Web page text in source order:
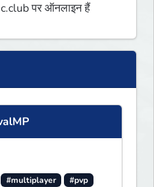
पर ऑनलाइन हैं
#multiplayer
#pvp